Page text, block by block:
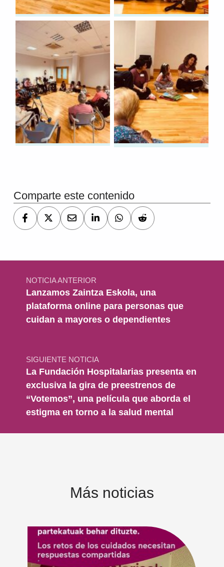
Comparte este contenido
Navegación de entradas
NOTICIA ANTERIOR
Lanzamos Zaintza Eskola, una
plataforma online para personas que
cuidan a mayores o dependientes
SIGUIENTE NOTICIA
La Fundación Hospitalarias presenta en
exclusiva la gira de preestrenos de
“Votemos”, una película que aborda el
estigma en torno a la salud mental
Más noticias